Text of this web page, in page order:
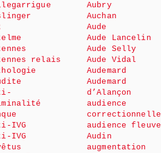
relais
IVG
IVG
Aubry
Auchan
Aude
Aude Lancelin
Aude Selly
Aude Vidal
Audemard
Audemard
d’Alançon
audience
correctionnelle
audience fleuve
Audin
augmentation